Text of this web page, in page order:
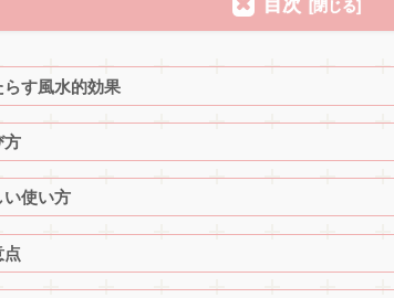
目次
す風水的効果
方
い使い方
点